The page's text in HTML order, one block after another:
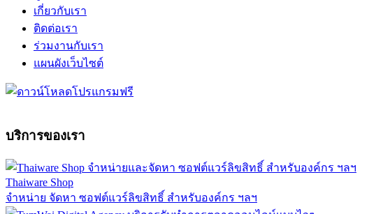
เกี่ยวกับเรา
ติดต่อเรา
ร่วมงานกับเรา
แผนผังเว็บไซต์
บริการของเรา
Thaiware Shop
จำหน่าย จัดหา ซอฟต์แวร์ลิขสิทธิ์ สำหรับองค์กร ฯลฯ